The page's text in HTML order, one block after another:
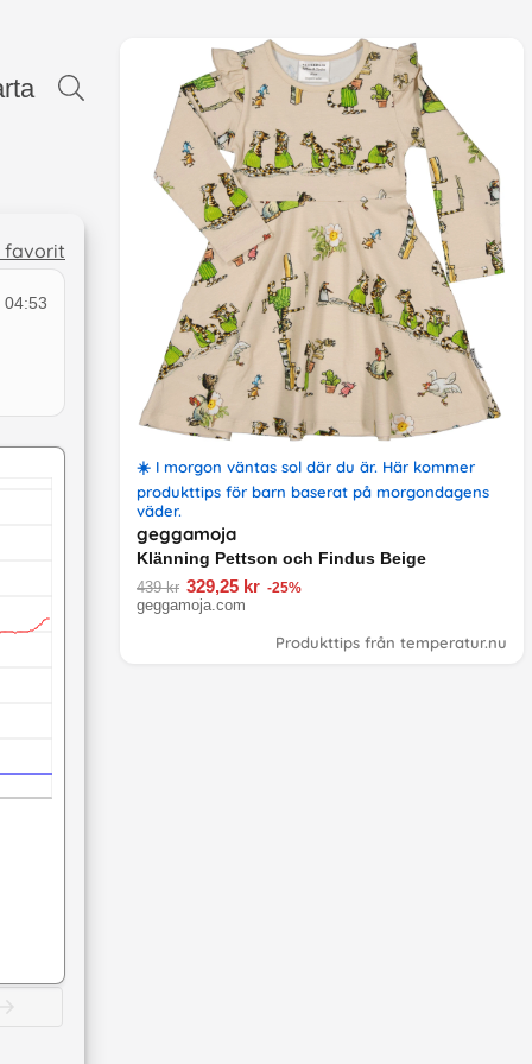
favorit
04:53
☀️ I morgon väntas sol där du är. Här kommer
produkttips för barn baserat på morgondagens
väder.
geggamoja
Klänning Pettson och Findus Beige
439 kr 329,25 kr -25%
geggamoja.com
Produkttips från temperatur.nu